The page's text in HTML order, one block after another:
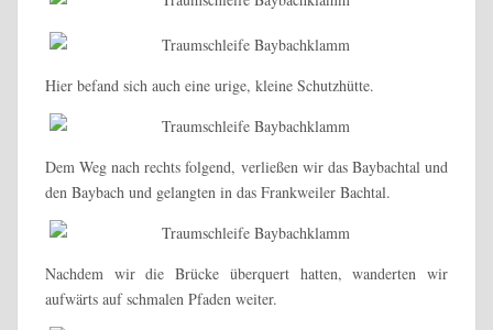
Hier befand sich auch eine urige, kleine Schutzhütte.
Dem Weg nach rechts folgend, verließen wir das Baybachtal und
den Baybach und gelangten in das Frankweiler Bachtal.
Nachdem wir die Brücke überquert hatten, wanderten wir
aufwärts auf schmalen Pfaden weiter.